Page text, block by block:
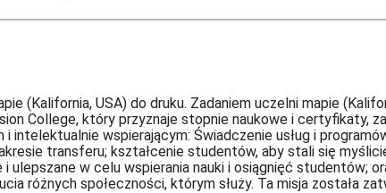
(Kalifornia, USA) do druku. Zadaniem uczelni mapie
College, który przyznaje stopnie naukowe i certyfikaty,
intelektualnie wspierającym: Świadczenie usług i
transferu; kształcenie studentów, aby stali się
ulepszane w celu wspierania nauki i osiągnięć studentów;
różnych społeczności, którym służy. Ta misja została